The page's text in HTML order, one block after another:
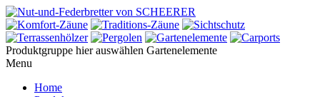
Produktgruppe hier auswählen Gartenelemente
Menu
Home